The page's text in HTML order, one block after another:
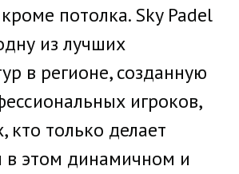
потолка. Sky Padel
из лучших
в регионе, созданную
игроков,
кто только делает
в этом динамичном и